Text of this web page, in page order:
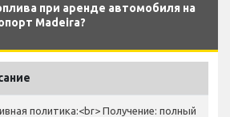
при аренде автомобиля на
Madeira?
политика:<br> Получение: полный